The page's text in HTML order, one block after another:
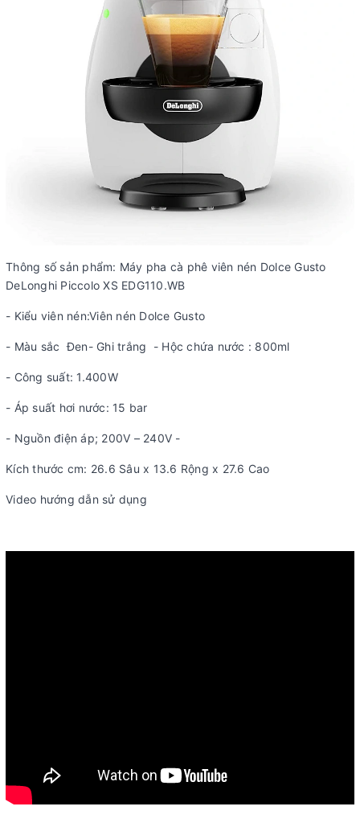
Thông số sản phẩm: Máy pha cà phê viên nén Dolce Gusto
DeLonghi Piccolo XS EDG110.WB
- Kiểu viên nén:Viên nén Dolce Gusto
- Màu sắc Đen- Ghi trắng - Hộc chứa nước : 800ml
- Công suất: 1.400W
- Áp suất hơi nước: 15 bar
- Nguồn điện áp; 200V – 240V -
Kích thước cm: 26.6 Sâu x 13.6 Rộng x 27.6 Cao
Video hướng dẫn sử dụng